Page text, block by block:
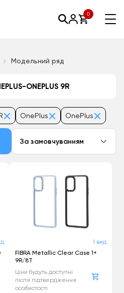
0
Модельний ряд
ONEPLUS 9R
OnePlus OnePlus
За замовчуванням
1 вид
FIBRA Metallic Clear Case 1+
9R/8T
Ціни будуть доступні
після підтвердження
особистості